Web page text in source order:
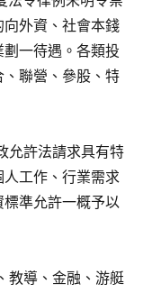
外資、社會本錢
一待遇。各類投
聯營、參股、特
允許法請求具有特
工作、行業需求
準允許一概予以
教導、金融、游艇